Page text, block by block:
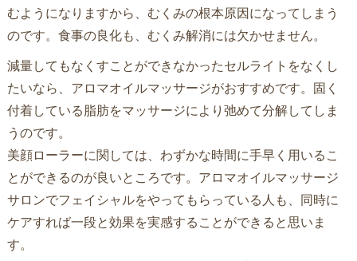
むようになりますから、むくみの根本原因になってしまう
のです。食事の良化も、むくみ解消には欠かせません。
減量してもなくすことができなかったセルライトをなくし
たいなら、アロマオイルマッサージがおすすめです。固く
付着している脂肪をマッサージにより弛めて分解してしま
うのです。
美顔ローラーに関しては、わずかな時間に手早く用いるこ
とができるのが良いところです。アロマオイルマッサージ
サロンでフェイシャルをやってもらっている人も、同時に
ケアすれば一段と効果を実感することができると思いま
す。